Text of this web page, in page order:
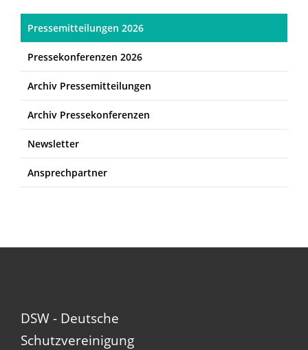
Pressemitteilungen 2026
Pressekonferenzen 2026
Archiv Pressemitteilungen
Archiv Pressekonferenzen
Newsletter
Ansprechpartner
DSW - Deutsche
Schutzvereinigung